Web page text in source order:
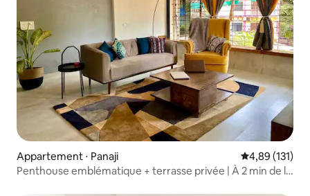
Appartement ⋅ Panaji Évaluation
4,89 (131)
Penthouse emblématique + terrasse privée | À 2 min de la